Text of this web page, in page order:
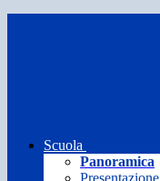
Scuola
Panoramica